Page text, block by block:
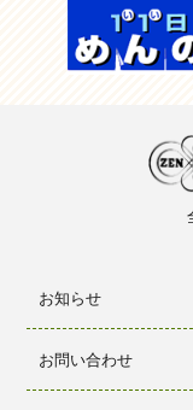
お知らせ
お問い合わせ